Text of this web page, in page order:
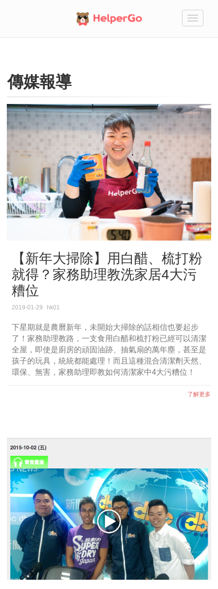
切
傳媒報導
【新年大掃除】用白醋、梳打粉
就得？家務助理教洗家居4大污
糟位
2019-01-29 hk01
下星期就是農曆新年，未開始大掃除的話相信也要起步
了！家務助理教路，一支食用白醋和梳打粉已經可以清潔
全屋，即使是廚房的頑固油跡、抽氣扇的萬年塵，甚至是
孩子的玩具，統統都能處理！而且這種混合清潔劑天然、
環保、無害，家務助理即教如何清潔家中4大污糟位！
了解更多